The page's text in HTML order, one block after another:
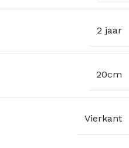
2 jaar
20cm
Vierkant